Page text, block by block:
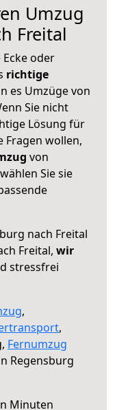
Umzug
Freital
oder
richtige
es Umzüge von
Sie nicht
Lösung für
Fragen wollen,
von
Sie sie
nach Freital
Freital, wir
stressfrei
,
,
Fernumzug
Regensburg
Minuten